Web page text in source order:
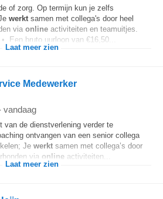
of zorg. Op termijn kun je zelfs
werkt samen met collega's door heel
via online activiteiten en teamuitjes.
Een bruto uurloon van €16,50...
Laat meer zien
Medewerker
vandaag
van de dienstverlening verder te
ontvangen van een senior collega
Je werkt samen met collega’s door
via online activiteiten...
Laat meer zien